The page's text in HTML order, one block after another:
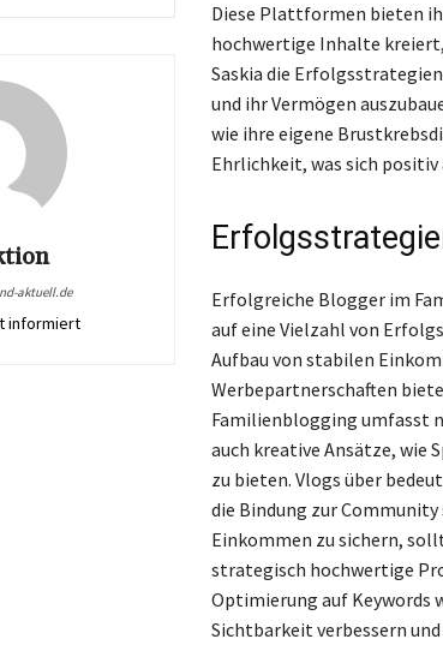
aktuell.de
informiert
Diese Plattformen bieten
hochwertige Inhalte
Saskia die
und ihr Vermögen
wie ihre eigene
Ehrlichkeit, was sich
Erfolgreiche Blogger im
auf eine Vielzahl von
Aufbau von stabilen
Werbepartnerschaften
Familienblogging umfasst
auch kreative Ansätze, wie
zu bieten. Vlogs über
die Bindung zur
Einkommen zu sichern,
strategisch hochwertige
Optimierung auf Keywords
Sichtbarkeit verbessern